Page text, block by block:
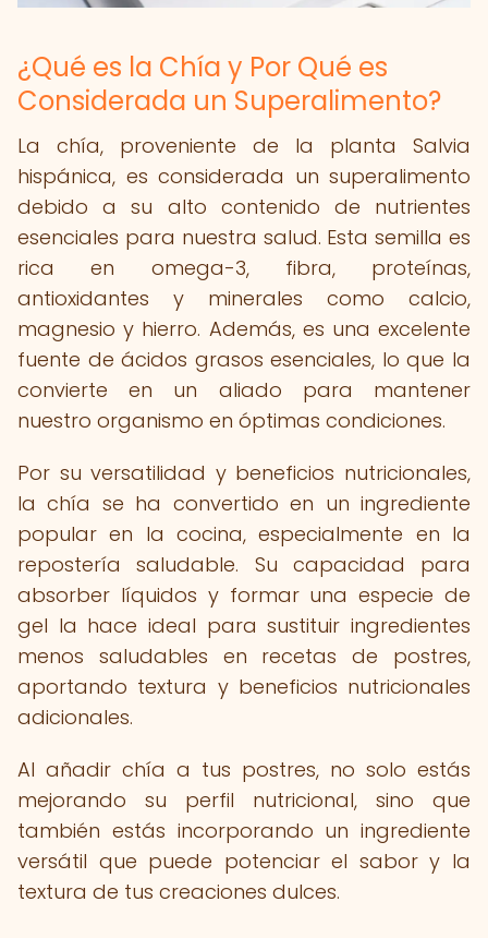
¿Qué es la Chía y Por Qué es
Considerada un Superalimento?
La chía, proveniente de la planta Salvia
hispánica, es considerada un superalimento
debido a su alto contenido de nutrientes
esenciales para nuestra salud. Esta semilla es
rica en omega-3, fibra, proteínas,
antioxidantes y minerales como calcio,
magnesio y hierro. Además, es una excelente
fuente de ácidos grasos esenciales, lo que la
convierte en un aliado para mantener
nuestro organismo en óptimas condiciones.
Por su versatilidad y beneficios nutricionales,
la chía se ha convertido en un ingrediente
popular en la cocina, especialmente en la
repostería saludable. Su capacidad para
absorber líquidos y formar una especie de
gel la hace ideal para sustituir ingredientes
menos saludables en recetas de postres,
aportando textura y beneficios nutricionales
adicionales.
Al añadir chía a tus postres, no solo estás
mejorando su perfil nutricional, sino que
también estás incorporando un ingrediente
versátil que puede potenciar el sabor y la
textura de tus creaciones dulces.